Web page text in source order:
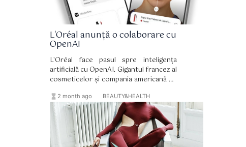
L'Oréal anunță o colaborare cu
OpenAI
L'Oréal face pasul spre inteligența
artificială cu OpenAI. Gigantul francez al
cosmeticelor și compania americană de
la târgul comercial VivaTech, care se
desfășoară la Paris până la sfârșitul
săptămânii.
hourglass_full 2 month ago BEAUTY&HEALTH